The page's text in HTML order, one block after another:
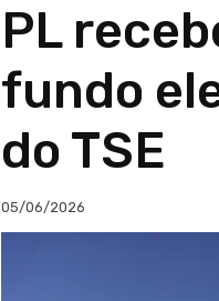
PL
fundo
do TSE
05/06/2026